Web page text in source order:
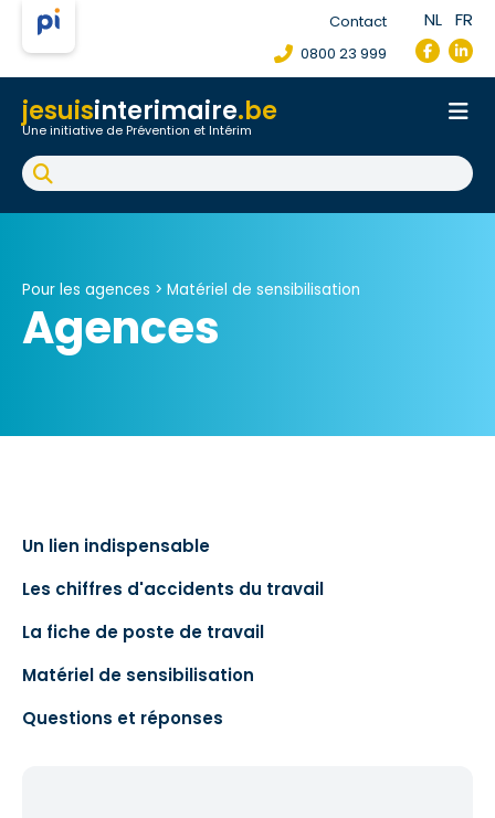
Contact
0800 23 999
NL FR
jesuisinterimaire.be
Une initiative de Prévention et Intérim
Accueil
Fiche de poste de travail
Accident du travail
Pour les agences > Matériel de sensibilisation
Agences
Un lien indispensable
Les chiffres d'accidents du travail
La fiche de poste de travail
Matériel de sensibilisation
Questions et réponses